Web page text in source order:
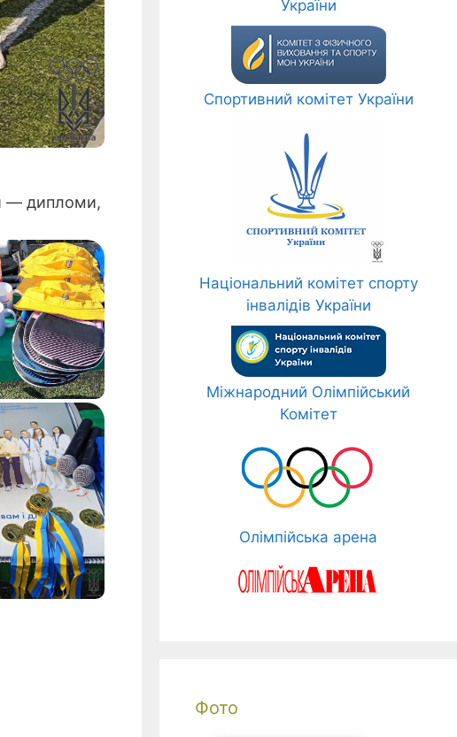
— дипломи,
України
Спортивний комітет України
Національний комітет спорту
інвалідів України
Міжнародний Олімпійський
Комітет
Олімпійська арена
Фото